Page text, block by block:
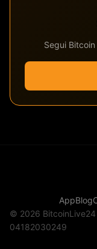
Segui
AppBlog
© 2026
04182030249